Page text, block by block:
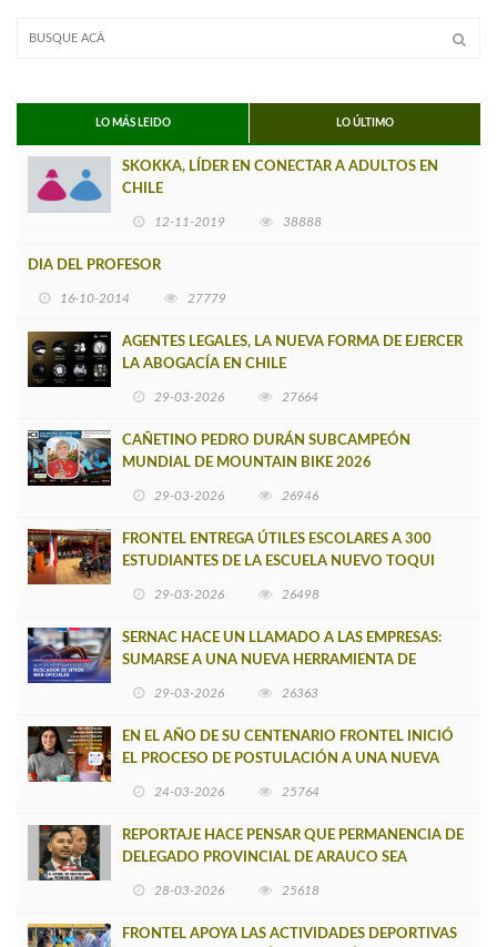
LO MÁS LEIDO LO ÚLTIMO
SKOKKA, LÍDER EN CONECTAR A ADULTOS EN
CHILE
12-11-2019 38888
DIA DEL PROFESOR
16-10-2014 27779
AGENTES LEGALES, LA NUEVA FORMA DE EJERCER
LA ABOGACÍA EN CHILE
29-03-2026 27664
CAÑETINO PEDRO DURÁN SUBCAMPEÓN
MUNDIAL DE MOUNTAIN BIKE 2026
29-03-2026 26946
FRONTEL ENTREGA ÚTILES ESCOLARES A 300
ESTUDIANTES DE LA ESCUELA NUEVO TOQUI
29-03-2026 26498
SERNAC HACE UN LLAMADO A LAS EMPRESAS:
SUMARSE A UNA NUEVA HERRAMIENTA DE
29-03-2026 26363
EN EL AÑO DE SU CENTENARIO FRONTEL INICIÓ
EL PROCESO DE POSTULACIÓN A UNA NUEVA
24-03-2026 25764
REPORTAJE HACE PENSAR QUE PERMANENCIA DE
DELEGADO PROVINCIAL DE ARAUCO SEA
28-03-2026 25618
FRONTEL APOYA LAS ACTIVIDADES DEPORTIVAS